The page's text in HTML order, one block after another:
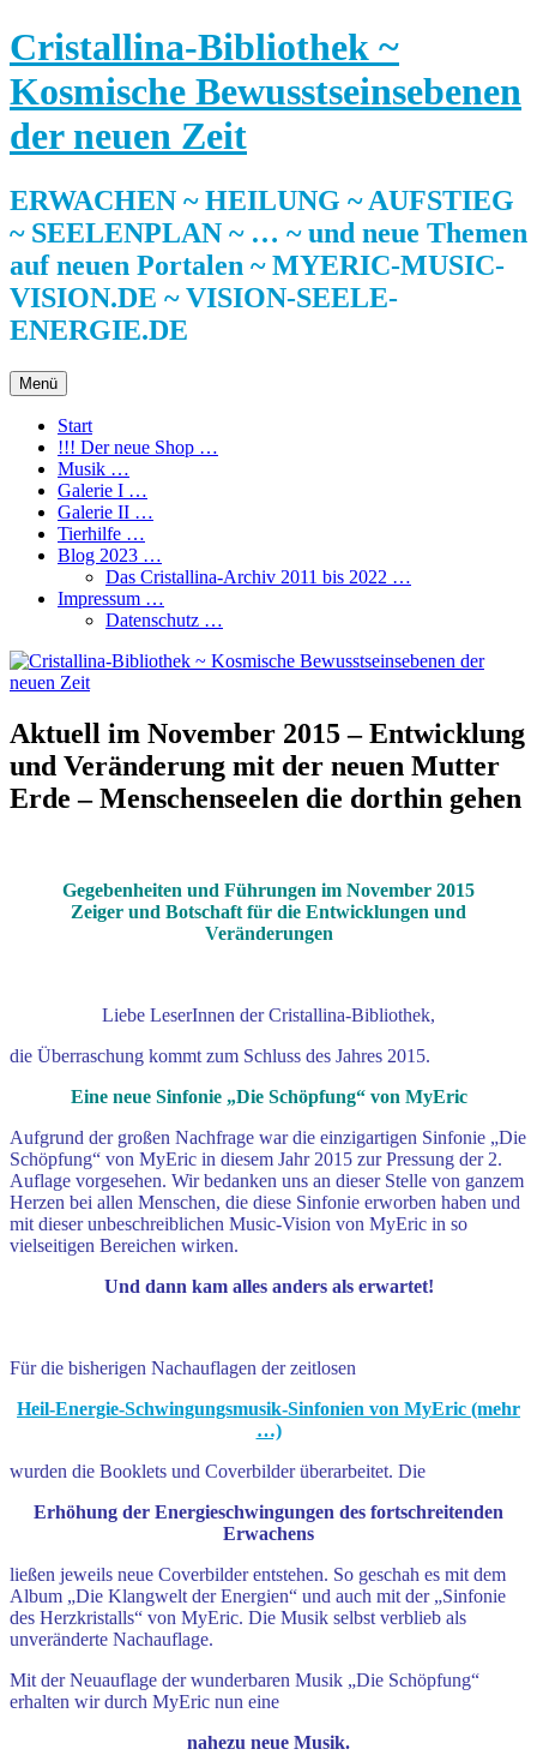
Zum
Inhalt
springen
Cristallina-Bibliothek ~
Kosmische Bewusstseinsebenen
der neuen Zeit
ERWACHEN ~ HEILUNG ~ AUFSTIEG
~ SEELENPLAN ~ … ~ und neue Themen
auf neuen Portalen ~ MYERIC-MUSIC-
VISION.DE ~ VISION-SEELE-
ENERGIE.DE
Menü
Start
!!! Der neue Shop …
Musik …
Galerie I …
Galerie II …
Tierhilfe …
Blog 2023 …
Das Cristallina-Archiv 2011 bis 2022 …
Impressum …
Datenschutz …
Aktuell im November 2015 – Entwicklung
und Veränderung mit der neuen Mutter
Erde – Menschenseelen die dorthin gehen
Gegebenheiten und Führungen im November 2015
Zeiger und Botschaft für die Entwicklungen und
Veränderungen
Liebe LeserInnen der Cristallina-Bibliothek,
die Überraschung kommt zum Schluss des Jahres 2015.
Eine neue Sinfonie „Die Schöpfung“ von MyEric
Aufgrund der großen Nachfrage war die einzigartigen Sinfonie „Die
Schöpfung“ von MyEric in diesem Jahr 2015 zur Pressung der 2.
Auflage vorgesehen. Wir bedanken uns an dieser Stelle von ganzem
Herzen bei allen Menschen, die diese Sinfonie erworben haben und
mit dieser unbeschreiblichen Music-Vision von MyEric in so
vielseitigen Bereichen wirken.
Und dann kam alles anders als erwartet!
Für die bisherigen Nachauflagen der zeitlosen
Heil-Energie-Schwingungsmusik-Sinfonien von MyEric (mehr
…)
wurden die Booklets und Coverbilder überarbeitet. Die
Erhöhung der Energieschwingungen des fortschreitenden
Erwachens
ließen jeweils neue Coverbilder entstehen. So geschah es mit dem
Album „Die Klangwelt der Energien“ und auch mit der „Sinfonie
des Herzkristalls“ von MyEric. Die Musik selbst verblieb als
unveränderte Nachauflage.
Mit der Neuauflage der wunderbaren Musik „Die Schöpfung“
erhalten wir durch MyEric nun eine
nahezu neue Musik.